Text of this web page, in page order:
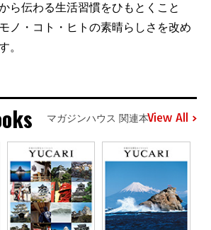
ら伝わる生活習慣をひもとくこと
ノ・コト・ヒトの素晴らしさを改め
。
マガジンハウス 関連本View All